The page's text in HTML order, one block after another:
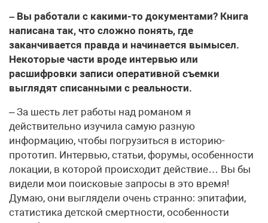
– Вы работали с какими-то документами? Книга
написана так, что сложно понять, где
заканчивается правда и начинается вымысел.
Некоторые части вроде интервью или
расшифровки записи оперативной съемки
выглядят списанными с реальности.
– За шесть лет работы над романом я
действительно изучила самую разную
информацию, чтобы погрузиться в историю-
прототип. Интервью, статьи, форумы, особенности
локации, в которой происходит действие… Вы бы
видели мои поисковые запросы в это время!
Думаю, они выглядели очень странно: эпитафии,
статистика детской смертности, особенности